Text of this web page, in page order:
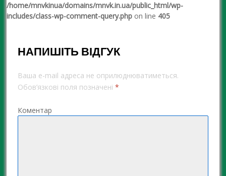
/home/mnvkinua/domains/mnvk.in.ua/public_html/wp-
includes/class-wp-comment-query.php on line 405
НАПИШІТЬ ВІДГУК
Ваша e-mail адреса не оприлюднюватиметься.
Обов’язкові поля позначені *
Коментар